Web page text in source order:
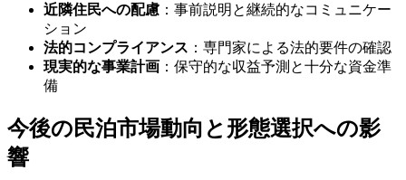
近隣住民への配慮 ：事前説明と継続的なコミュニケー
ション
法的コンプライアンス ：専門家による法的要件の確認
現実的な事業計画 ：保守的な収益予測と十分な資金準
備
今後の民泊市場動向と形態選択への影
響